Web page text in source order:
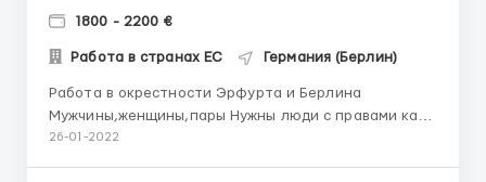
1800 - 2200 €
Работа в странах ЕС Германия (Берлин)
Работа в окрестности Эрфурта и Берлина
Мужчины,женщины,пары Нужны люди с правами кат
В, которые умеют пользоваться навигатором и есть
26-01-2022